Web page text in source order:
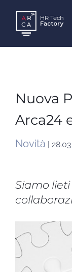
content
Nuova
Arca24
Novità |
Siamo